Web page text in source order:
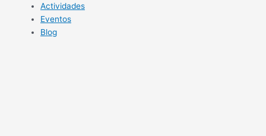
Actividades
Eventos
Blog